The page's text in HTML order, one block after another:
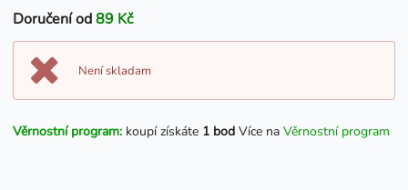
Doručení od89 Kč
Není skladam
Věrnostní program: koupí získáte 1 bod Více na Věrnostní program